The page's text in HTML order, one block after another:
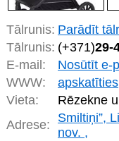
Tālrunis: Parādīt
Tālrunis: (+371)29-
E-mail:
Nosūtīt e-
WWW:
apskatīties
Vieta:
Rēzekne
Adrese:
Smiltiņi”,
nov. ,